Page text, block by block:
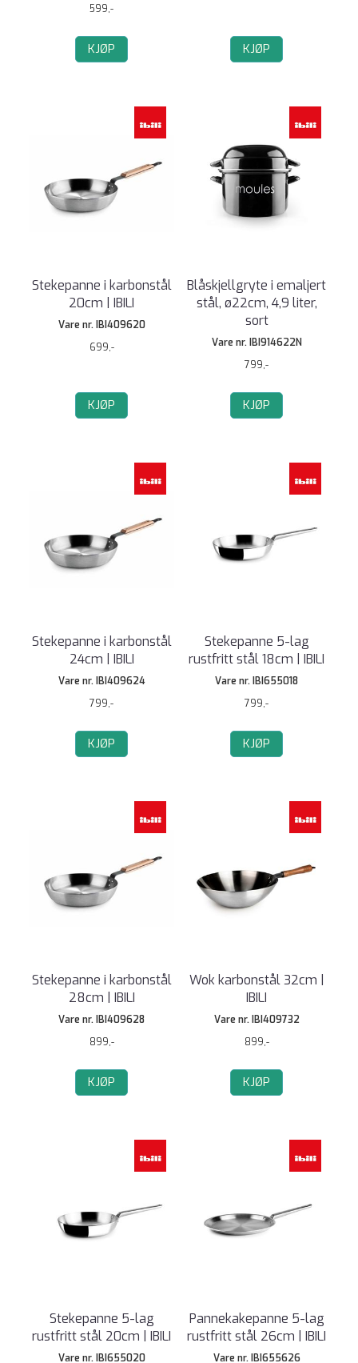
599,-
KJØP KJØP
Stekepanne i karbonstål
20cm | IBILI
Vare nr. IBI409620
699,-
KJØP
Blåskjellgryte i emaljert
stål, ø22cm, 4,9 liter,
sort
Vare nr. IBI914622N
799,-
KJØP
Stekepanne i karbonstål
24cm | IBILI
Vare nr. IBI409624
799,-
KJØP
Stekepanne 5-lag
rustfritt stål 18cm | IBILI
Vare nr. IBI655018
799,-
KJØP
Stekepanne i karbonstål
28cm | IBILI
Vare nr. IBI409628
899,-
KJØP
Wok karbonstål 32cm |
IBILI
Vare nr. IBI409732
899,-
KJØP
Stekepanne 5-lag
rustfritt stål 20cm | IBILI
Vare nr. IBI655020
Pannekakepanne 5-lag
rustfritt stål 26cm | IBILI
Vare nr. IBI655626